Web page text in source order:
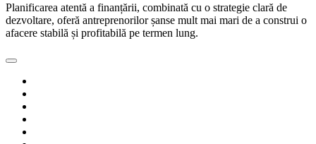
Planificarea atentă a finanțării, combinată cu o strategie clară de
dezvoltare, oferă antreprenorilor șanse mult mai mari de a construi o
afacere stabilă și profitabilă pe termen lung.